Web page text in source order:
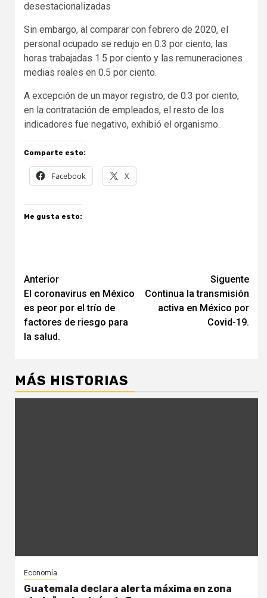
desestacionalizadas
Sin embargo, al comparar con febrero de 2020, el
personal ocupado se redujo en 0.3 por ciento, las
horas trabajadas 1.5 por ciento y las remuneraciones
medias reales en 0.5 por ciento.
A excepción de un mayor registro, de 0.3 por ciento,
en la contratación de empleados, el resto de los
indicadores fue negativo, exhibió el organismo.
Comparte esto:
Facebook X
Me gusta esto:
Navegación
de
entradas
Anterior
El coronavirus en México
es peor por el trío de
factores de riesgo para
la salud.
Siguente
Continua la transmisión
activa en México por
Covid-19.
MÁS HISTORIAS
Economía
Guatemala declara alerta máxima en zona